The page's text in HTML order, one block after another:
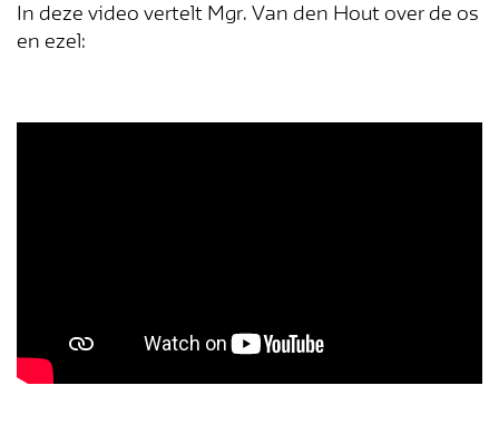
In deze video vertelt Mgr. Van den Hout over de os
en ezel:Blijf op de